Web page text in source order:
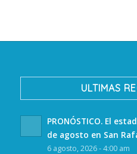
ULTIMAS
PRONÓSTICO. El
de agosto en San
6 agosto, 2026 - 4:00 am